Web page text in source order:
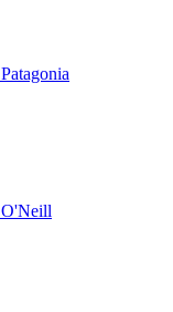
Patagonia
O'Neill